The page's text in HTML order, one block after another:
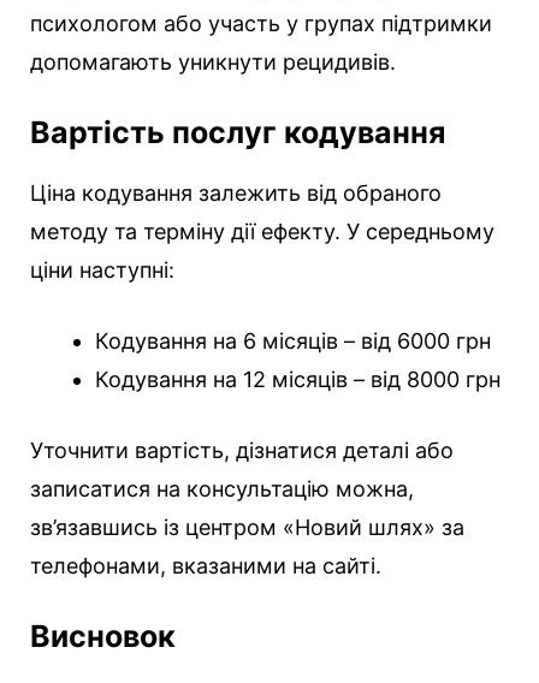
психологом або участь у групах підтримки
допомагають уникнути рецидивів.
Вартість послуг кодування
Ціна кодування залежить від обраного
методу та терміну дії ефекту. У середньому
ціни наступні:
Кодування на 6 місяців – від 6000 грн
Кодування на 12 місяців – від 8000 грн
Уточнити вартість, дізнатися деталі або
записатися на консультацію можна,
зв’язавшись із центром «Новий шлях» за
телефонами, вказаними на сайті.
Висновок